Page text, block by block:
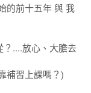
的前十五年 與 我
....放心、大膽去
補習上課嗎？)